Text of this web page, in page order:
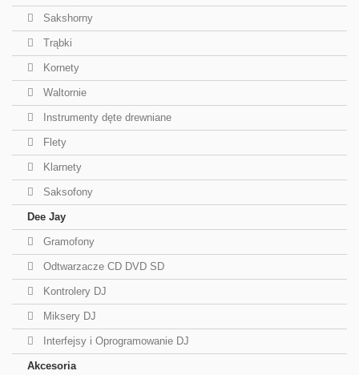
Sakshorny
Trąbki
Kornety
Waltornie
Instrumenty dęte drewniane
Flety
Klarnety
Saksofony
Dee Jay
Gramofony
Odtwarzacze CD DVD SD
Kontrolery DJ
Miksery DJ
Interfejsy i Oprogramowanie DJ
Akcesoria